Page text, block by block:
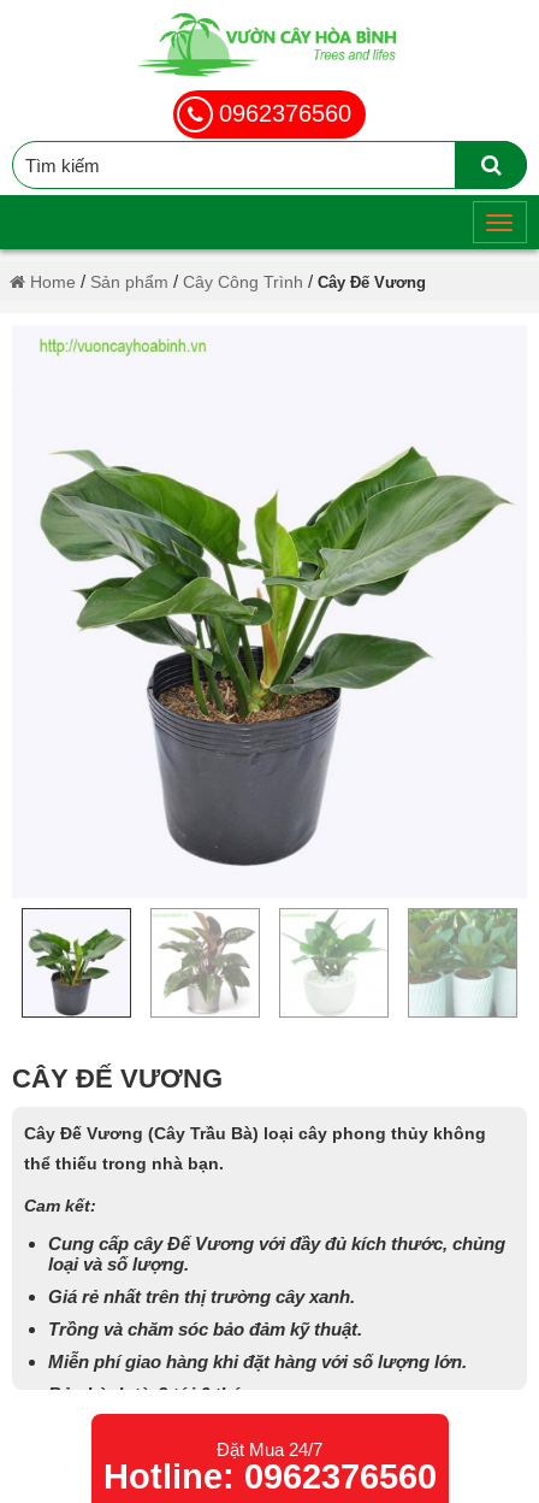
0962376560
Home / Sản phẩm / Cây Công Trình / Cây Đế Vương
CÂY ĐẾ VƯƠNG
Cây Đế Vương (Cây Trầu Bà) loại cây phong thủy không
thể thiếu trong nhà bạn.
Cam kết:
Cung cấp cây Đế Vương với đầy đủ kích thước, chủng
loại và số lượng.
Giá rẻ nhất trên thị trường cây xanh.
Trồng và chăm sóc bảo đảm kỹ thuật.
Miễn phí giao hàng khi đặt hàng với số lượng lớn.
Bảo hành từ 3 tới 6 tháng
Đặt Mua 24/7
Hotline: 0962376560